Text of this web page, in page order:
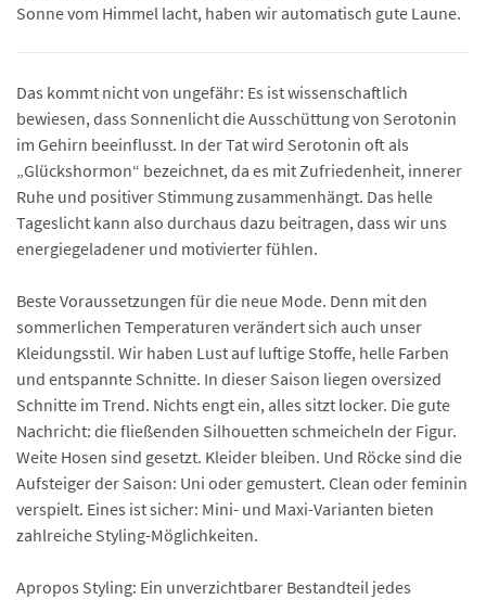
Sonne vom Himmel lacht, haben wir automatisch gute Laune.
Das kommt nicht von ungefähr: Es ist wissenschaftlich
bewiesen, dass Sonnenlicht die Ausschüttung von Serotonin
im Gehirn beeinflusst. In der Tat wird Serotonin oft als
„Glückshormon“ bezeichnet, da es mit Zufriedenheit, innerer
Ruhe und positiver Stimmung zusammenhängt. Das helle
Tageslicht kann also durchaus dazu beitragen, dass wir uns
energiegeladener und motivierter fühlen.
Beste Voraussetzungen für die neue Mode. Denn mit den
sommerlichen Temperaturen verändert sich auch unser
Kleidungsstil. Wir haben Lust auf luftige Stoffe, helle Farben
und entspannte Schnitte. In dieser Saison liegen oversized
Schnitte im Trend. Nichts engt ein, alles sitzt locker. Die gute
Nachricht: die fließenden Silhouetten schmeicheln der Figur.
Weite Hosen sind gesetzt. Kleider bleiben. Und Röcke sind die
Aufsteiger der Saison: Uni oder gemustert. Clean oder feminin
verspielt. Eines ist sicher: Mini- und Maxi-Varianten bieten
zahlreiche Styling-Möglichkeiten.
Apropos Styling: Ein unverzichtbarer Bestandteil jedes